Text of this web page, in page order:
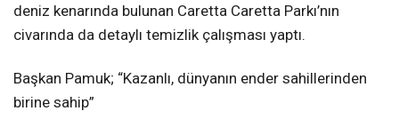
deniz kenarında bulunan Caretta Caretta Parkı’nın
civarında da detaylı temizlik çalışması yaptı.
Başkan Pamuk; “Kazanlı, dünyanın ender sahillerinden
birine sahip”